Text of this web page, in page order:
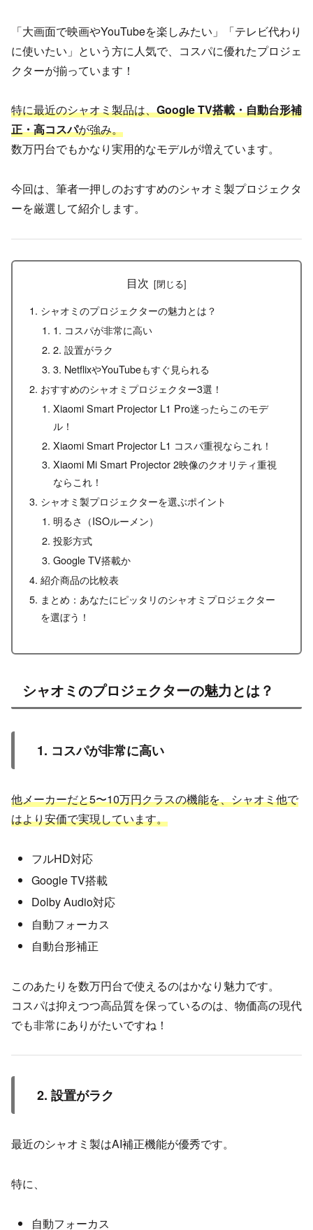
「大画面で映画やYouTubeを楽しみたい」「テレビ代わり
に使いたい」という方に人気で、コスパに優れたプロジェ
クターが揃っています！
特に最近のシャオミ製品は、Google TV搭載・自動台形補
正・高コスパが強み。
数万円台でもかなり実用的なモデルが増えています。
今回は、筆者一押しのおすすめのシャオミ製プロジェクタ
ーを厳選して紹介します。
目次
シャオミのプロジェクターの魅力とは？
1. コスパが非常に高い
2. 設置がラク
3. NetflixやYouTubeもすぐ見られる
おすすめのシャオミプロジェクター3選！
Xiaomi Smart Projector L1 Pro迷ったらこのモデ
ル！
Xiaomi Smart Projector L1 コスパ重視ならこれ！
Xiaomi Mi Smart Projector 2映像のクオリティ重視
ならこれ！
シャオミ製プロジェクターを選ぶポイント
明るさ（ISOルーメン）
投影方式
Google TV搭載か
紹介商品の比較表
まとめ：あなたにピッタリのシャオミプロジェクター
を選ぼう！
シャオミのプロジェクターの魅力とは？
1. コスパが非常に高い
他メーカーだと5〜10万円クラスの機能を、シャオミ他で
はより安価で実現しています。
フルHD対応
Google TV搭載
Dolby Audio対応
自動フォーカス
自動台形補正
このあたりを数万円台で使えるのはかなり魅力です。
コスパは抑えつつ高品質を保っているのは、物価高の現代
でも非常にありがたいですね！
2. 設置がラク
最近のシャオミ製はAI補正機能が優秀です。
特に、
自動フォーカス